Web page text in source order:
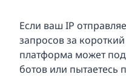
Если ваш IP
запросов за
платформа может
ботов или пытаетесь